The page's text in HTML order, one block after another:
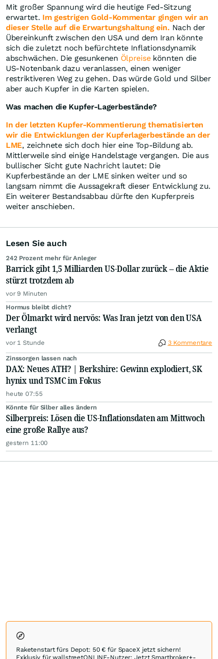
Mit großer Spannung wird die heutige Fed-Sitzung
erwartet. Im gestrigen Gold-Kommentar gingen wir an
dieser Stelle auf die Erwartungshaltung ein. Nach der
Übereinkunft zwischen den USA und dem Iran könnte
sich die zuletzt noch befürchtete Inflationsdynamik
abschwächen. Die gesunkenen Ölpreisekönnten die
US-Notenbank dazu veranlassen, einen weniger
restriktiveren Weg zu gehen. Das würde Gold und Silber
aber auch Kupfer in die Karten spielen.
Was machen die Kupfer-Lagerbestände?
In der letzten Kupfer-Kommentierung thematisierten
wir die Entwicklungen der Kupferlagerbestände an der
LME, zeichnete sich doch hier eine Top-Bildung ab.
Mittlerweile sind einige Handelstage vergangen. Die aus
bullischer Sicht gute Nachricht lautet: Die
Kupferbestände an der LME sinken weiter und so
langsam nimmt die Aussagekraft dieser Entwicklung zu.
Ein weiterer Bestandsabbau dürfte den Kupferpreis
weiter anschieben.
Lesen Sie auch
242 Prozent mehr für Anleger
Barrick gibt 1,5 Milliarden US-Dollar zurück – die Aktie
stürzt trotzdem ab
vor 9 Minuten
Hormus bleibt dicht?
Der Ölmarkt wird nervös: Was Iran jetzt von den USA
verlangt
vor 1 Stunde 3 Kommentare
Zinssorgen lassen nach
DAX: Neues ATH? | Berkshire: Gewinn explodiert, SK
hynix und TSMC im Fokus
heute 07:55
Könnte für Silber alles ändern
Silberpreis: Lösen die US-Inflationsdaten am Mittwoch
eine große Rallye aus?
gestern 11:00
Raketenstart fürs Depot: 50 € für SpaceX jetzt sichern!
Exklusiv für wallstreetONLINE-Nutzer: Jetzt Smartbroker+-